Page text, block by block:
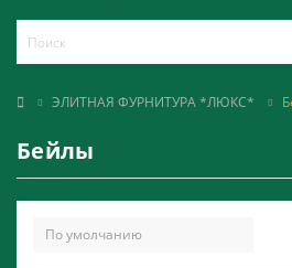
ЭЛИТНАЯ ФУРНИТУРА *ЛЮКС*
Бейлы